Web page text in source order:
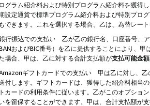
グラム紹介料および特別プログラム紹介料を獲得
設定通貨で標準プログラム紹介料および特別プロ
できます。これを選択する場合、乙は、為替レー
行振込での支払い 乙が乙の銀行名、口座番号、
およびBIC番号）を乙に提供することにより、
場合、甲は、乙に対する合計支払額が支払可能金
ギフトカードでの支払い 甲は乙に対し、乙
付します。ギフトカードは、獲得した紹介料相当
カードの利用条件に従います。乙がこのオプショ
を留保することができます。甲は、合計支払額が